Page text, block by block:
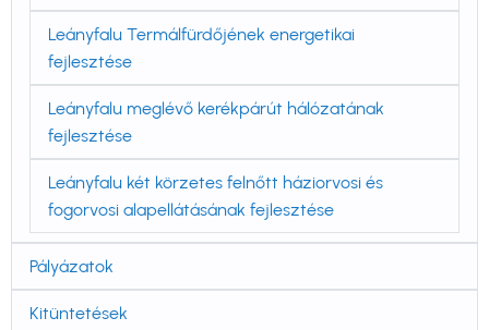
Leányfalu Termálfürdőjének energetikai
fejlesztése
Leányfalu meglévő kerékpárút hálózatának
fejlesztése
Leányfalu két körzetes felnőtt háziorvosi és
fogorvosi alapellátásának fejlesztése
Pályázatok
Kitüntetések